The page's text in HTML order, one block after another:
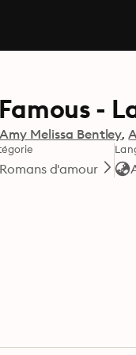
-
Amy Melissa Bentley
Romans d'amour